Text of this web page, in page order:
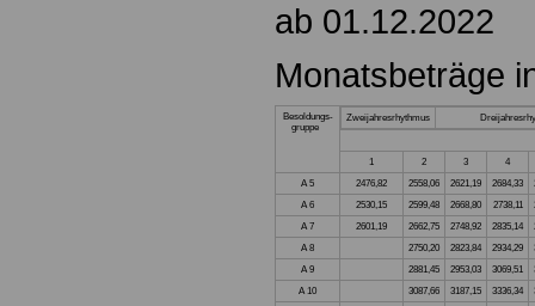
ab 01.12.2022
Monatsbeträge
Besoldungs-
gruppe
Zweijahresrhythmus
1 2 3
4
A 5
2476,82 2558,06 2621,19 2684,33
A 6
2530,15 2599,48 2668,80 2738,11
A 7
2601,19 2662,75 2748,92 2835,14
A 8
2750,20 2823,84 2934,29
A 9
2881,45 2953,03 3069,51
A 10
3087,66 3187,15 3336,34